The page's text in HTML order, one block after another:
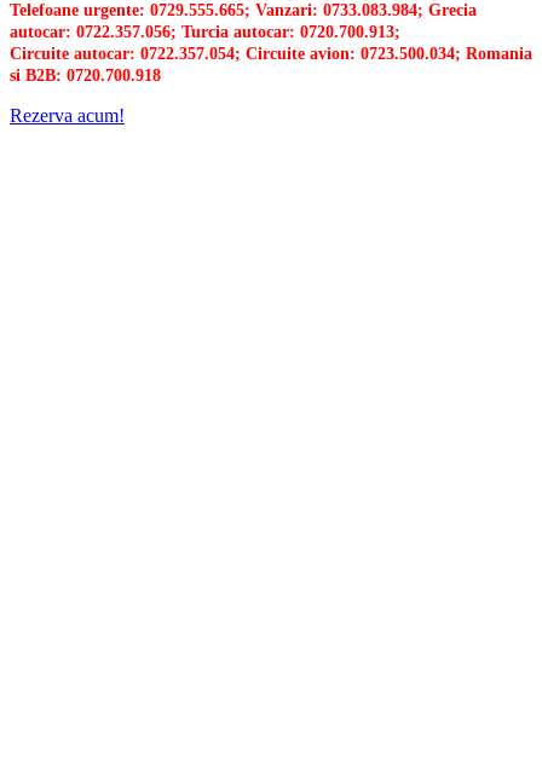
Telefoane urgente: 0729.555.665; Vanzari: 0733.083.984; Grecia
autocar: 0722.357.056; Turcia autocar: 0720.700.913;
Circuite autocar: 0722.357.054; Circuite avion: 0723.500.034; Romania
si B2B: 0720.700.918
Rezerva acum!